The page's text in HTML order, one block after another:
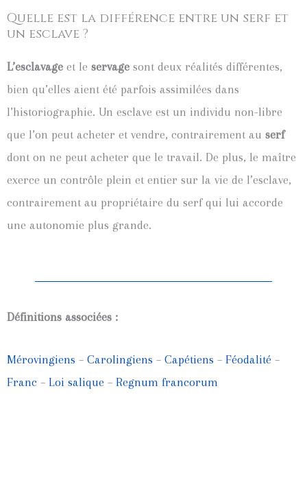
Quelle est la différence entre un serf et
un esclave ?
L’esclavage et le servage sont deux réalités différentes,
bien qu’elles aient été parfois assimilées dans
l’historiographie. Un esclave est un individu non-libre
que l’on peut acheter et vendre, contrairement au serf
dont on ne peut acheter que le travail. De plus, le maître
exerce un contrôle plein et entier sur la vie de l’esclave,
contrairement au propriétaire du serf qui lui accorde
une autonomie plus grande.
Définitions associées :
Mérovingiens – Carolingiens – Capétiens – Féodalité –
Franc – Loi salique – Regnum francorum